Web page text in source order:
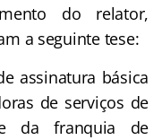
do relator,
a seguinte tese:
assinatura básica
de serviços de
da franquia de